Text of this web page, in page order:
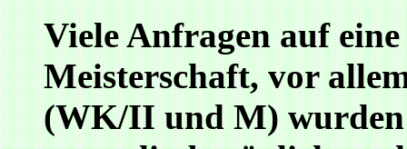
Viele Anfragen auf
Meisterschaft, vor
(WK/II und M) wurden